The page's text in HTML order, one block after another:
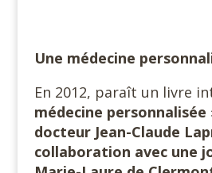
Une médecine
En 2012, paraît un livre
médecine
docteur Jean-Claude
collaboration avec une